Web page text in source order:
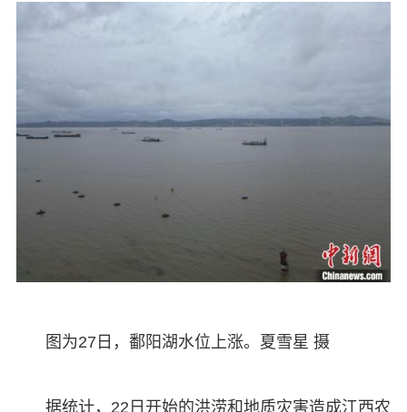
图为27日，鄱阳湖水位上涨。夏雪星 摄
据统计，22日开始的洪涝和地质灾害造成江西农